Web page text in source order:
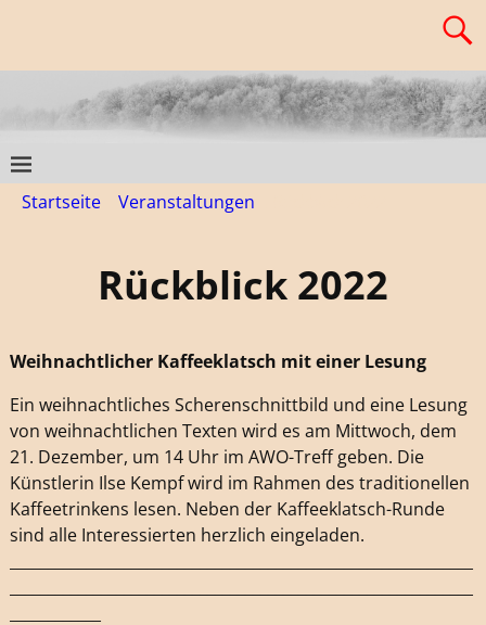
Startseite Veranstaltungen
Rückblick 2022
Weihnachtlicher Kaffeeklatsch mit einer Lesung
Ein weihnachtliches Scherenschnittbild und eine Lesung
von weihnachtlichen Texten wird es am Mittwoch, dem
21. Dezember, um 14 Uhr im AWO-Treff geben. Die
Künstlerin Ilse Kempf wird im Rahmen des traditionellen
Kaffeetrinkens lesen. Neben der Kaffeeklatsch-Runde
sind alle Interessierten herzlich eingeladen.